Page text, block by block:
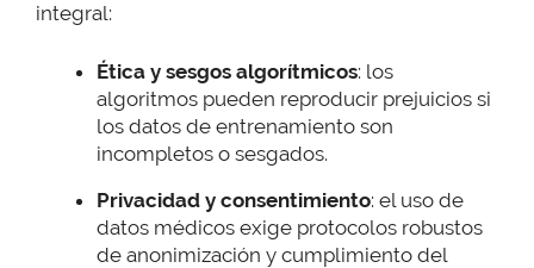
integral:
Ética y sesgos algorítmicos: los
algoritmos pueden reproducir prejuicios si
los datos de entrenamiento son
incompletos o sesgados.
Privacidad y consentimiento: el uso de
datos médicos exige protocolos robustos
de anonimización y cumplimiento del